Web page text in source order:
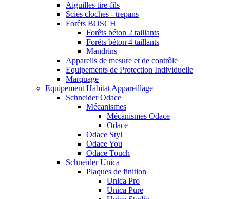
Aiguilles tire-fils
Scies cloches - trepans
Forêts BOSCH
Forêts béton 2 taillants
Forêts béton 4 taillants
Mandrins
Appareils de mesure et de contrôle
Equipements de Protection Individuelle
Marquage
Equipement Habitat Appareillage
Schneider Odace
Mécanismes
Mécanismes Odace
Odace +
Odace Styl
Odace You
Odace Touch
Schneider Unica
Plaques de finition
Unica Pro
Unica Pure